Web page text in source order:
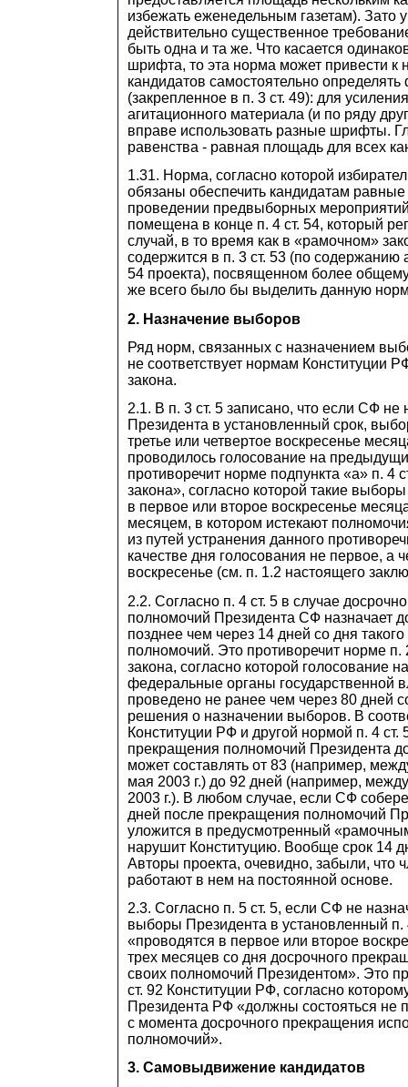
избежать еженедельным газетам). Зато
действительно существенное
быть одна и та же. Что касается
шрифта, то эта норма может привести к
кандидатов самостоятельно
(закрепленное в п. 3 ст. 49): для
агитационного материала (и по ряду
вправе использовать разные шрифты.
равенства - равная площадь для всех
1.31. Норма, согласно которой
обязаны обеспечить кандидатам
проведении предвыборных
помещена в конце п. 4 ст. 54, который
случай, в то время как в «рамочном»
содержится в п. 3 ст. 53 (по содержанию
54 проекта), посвященном более
же всего было бы выделить данную
2. Назначение выборов
Ряд норм, связанных с назначением
не соответствует нормам Конституции
закона.
2.1. В п. 3 ст. 5 записано, что если СФ
Президента в установленный срок,
третье или четвертое воскресенье
проводилось голосование на
противоречит норме подпункта «а» п. 4
закона», согласно которой такие
в первое или второе воскресенье
месяцем, в котором истекают
из путей устранения данного
качестве дня голосования не первое, а
воскресенье (см. п. 1.2 настоящего
2.2. Согласно п. 4 ст. 5 в случае
полномочий Президента СФ назначает
позднее чем через 14 дней со дня
полномочий. Это противоречит норме п.
закона, согласно которой голосование
федеральные органы государственной
проведено не ранее чем через 80 дней
решения о назначении выборов. В
Конституции РФ и другой нормой п. 4 ст.
прекращения полномочий Президента
может составлять от 83 (например,
мая 2003 г.) до 92 дней (например,
2003 г.). В любом случае, если СФ
дней после прекращения полномочий
уложится в предусмотренный
нарушит Конституцию. Вообще срок 14
Авторы проекта, очевидно, забыли, что
работают в нем на постоянной основе.
2.3. Согласно п. 5 ст. 5, если СФ не
выборы Президента в установленный
«проводятся в первое или второе
трех месяцев со дня досрочного
своих полномочий Президентом». Это
ст. 92 Конституции РФ, согласно
Президента РФ «должны состояться не
с момента досрочного прекращения
полномочий».
3. Самовыдвижение кандидатов